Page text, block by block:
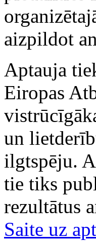
aizpildot
Aptauja
Eiropas
un
ilgtspēju.
tie tiks
rezultātus
Saite uz